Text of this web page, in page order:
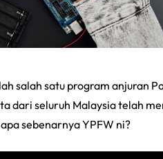
salah satu program anjuran
dari seluruh Malaysia telah
sebenarnya YPFW ni?